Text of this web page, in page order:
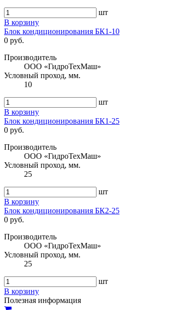
шт
В корзину
Блок кондиционирования БК1-10
0 руб.
Производитель
ООО «ГидроТехМаш»
Условный проход, мм.
10
шт
В корзину
Блок кондиционирования БК1-25
0 руб.
Производитель
ООО «ГидроТехМаш»
Условный проход, мм.
25
шт
В корзину
Блок кондиционирования БК2-25
0 руб.
Производитель
ООО «ГидроТехМаш»
Условный проход, мм.
25
шт
В корзину
Полезная информация